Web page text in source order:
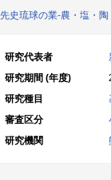
先史琉球の業-農・塩・
研究代表者
研究期間 (年度)
研究種目
審査区分
研究機関